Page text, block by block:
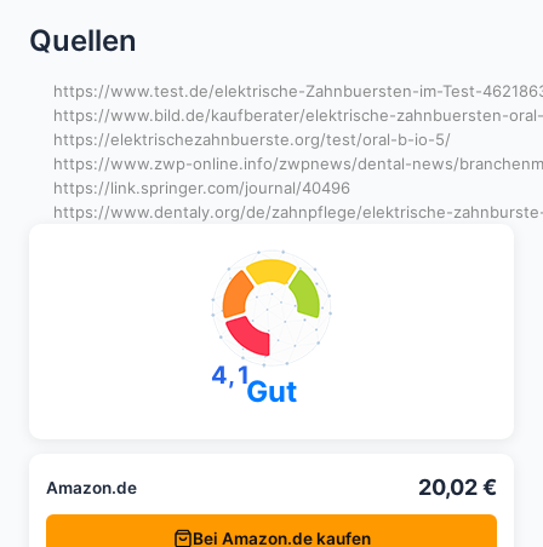
Quellen
https://www.test.de/elektrische-Zahnbuersten-im-Test-
https://www.bild.de/kaufberater/elektrische-zahnbuersten-
https://elektrischezahnbuerste.org/test/oral-b-io-5/
https://www.zwp-online.info/zwpnews/dental-news/
https://link.springer.com/journal/40496
https://www.dentaly.org/de/zahnpflege/elektrische-
4,1Gut
Amazon.de 20,02 €
Bei Amazon.de kaufen